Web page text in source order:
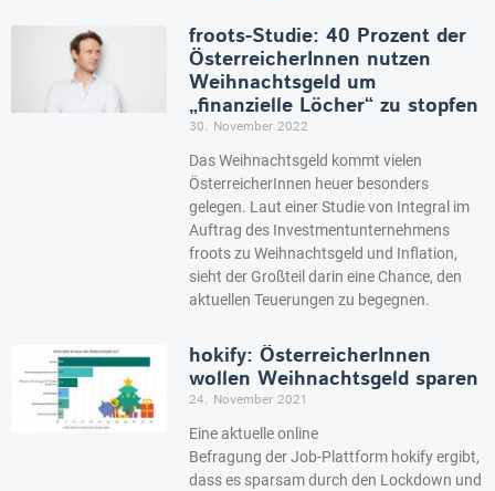
froots-Studie: 40 Prozent der
ÖsterreicherInnen nutzen
Weihnachtsgeld um
„finanzielle Löcher“ zu stopfen
30. November 2022
Das Weihnachtsgeld kommt vielen
ÖsterreicherInnen heuer besonders
gelegen. Laut einer Studie von Integral im
Auftrag des Investmentunternehmens
froots zu Weihnachtsgeld und Inflation,
sieht der Großteil darin eine Chance, den
aktuellen Teuerungen zu begegnen.
hokify: ÖsterreicherInnen
wollen Weihnachtsgeld sparen
24. November 2021
Eine aktuelle online
Befragung der Job-Plattform hokify ergibt,
dass es sparsam durch den Lockdown und